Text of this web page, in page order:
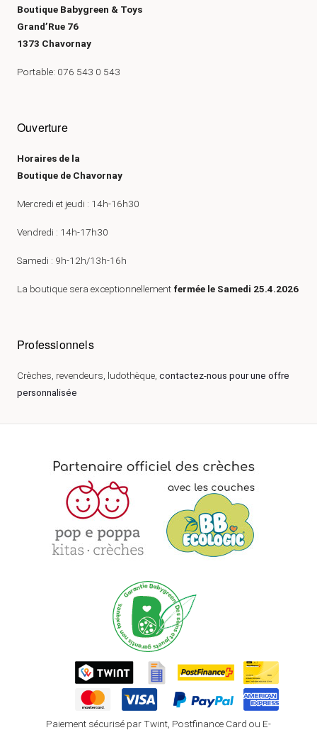
Boutique Babygreen & Toys
Grand’Rue 76
1373 Chavornay
Portable: 076 543 0 543
Ouverture
Horaires de la
Boutique de Chavornay
Mercredi et jeudi : 14h-16h30
Vendredi : 14h-17h30
Samedi : 9h-12h/13h-16h
La boutique sera exceptionnellement fermée le Samedi 25.4.2026
Professionnels
Crèches, revendeurs, ludothèque, contactez-nous pour une offre
personnalisée
Paiement sécurisé par Twint, Postfinance Card ou E-